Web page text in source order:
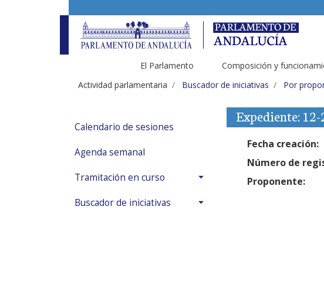
El Parlamento Composición y
Actividad parlamentaria
Buscador de iniciativas Por
Calendario de sesiones
Agenda semanal
Tramitación en curso
Buscador de iniciativas
Expediente:
Fecha creación:
Número de
Proponente: